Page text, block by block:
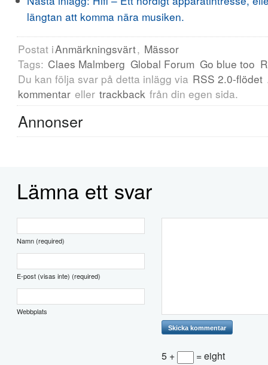
längtan att komma nära musiken.
Postat iAnmärkningsvärt, Mässor
Tags: Claes Malmberg Global Forum Go blue too
Du kan följa svar på detta inlägg via RSS 2.0-flödet
kommentar eller trackback från din egen sida.
Annonser
Lämna ett svar
Namn (required)
E-post (visas inte) (required)
Webbplats
5 + = eight